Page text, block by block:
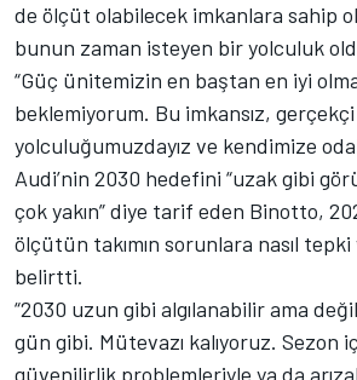
de ölçüt olabilecek imkanlara sahip
bunun zaman isteyen bir yolculuk
“Güç ünitemizin en baştan en iyi
beklemiyorum. Bu imkansız,
yolculuğumuzdayız ve kendimize
Audi’nin 2030 hedefini “uzak gibi
çok yakın” diye tarif eden Binotto,
ölçütün takımın sorunlara nasıl tepki
belirtti.
“2030 uzun gibi algılanabilir ama
gün gibi. Mütevazı kalıyoruz. Sezon
güvenilirlik problemleriyle ya da